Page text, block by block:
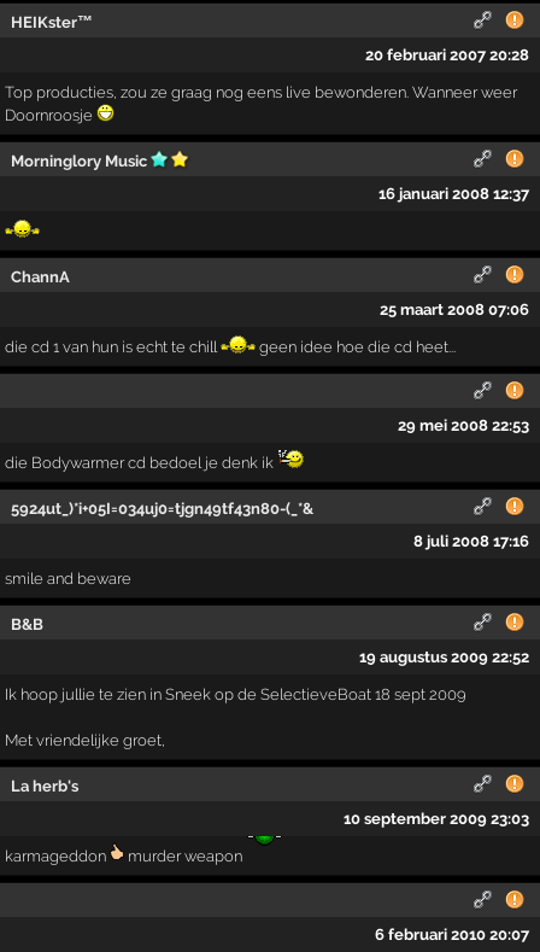
HEIKster™
20 februari 2007 20:28
Top producties, zou ze graag nog eens live bewonderen. Wanneer weer
Doornroosje
Morninglory Music
16 januari 2008 12:37
ChannA
25 maart 2008 07:06
die cd 1 van hun is echt te chill geen idee hoe die cd heet...
29 mei 2008 22:53
die Bodywarmer cd bedoel je denk ik
5924ut_)*i+05I=034uj0=tjgn49tf43n80-(_*&
8 juli 2008 17:16
smile and beware
B&B
19 augustus 2009 22:52
Ik hoop jullie te zien in Sneek op de SelectieveBoat 18 sept 2009
Met vriendelijke groet,
La herb's
10 september 2009 23:03
karmageddon murder weapon
6 februari 2010 20:07